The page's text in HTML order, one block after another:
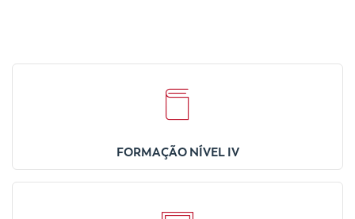
FORMAÇÃO NÍVEL IV